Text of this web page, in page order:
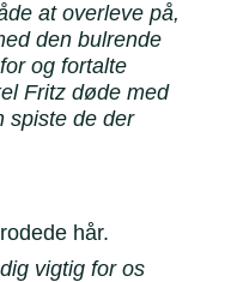
at overleve på,
den bulrende
og fortalte
Fritz døde med
spiste de der
hår.
vigtig for os